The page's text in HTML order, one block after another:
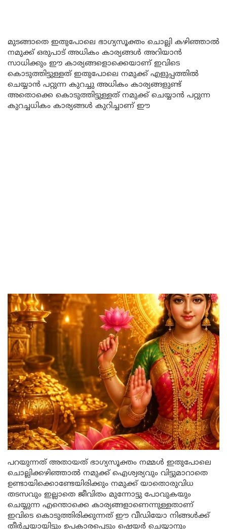
മുടങ്ങാതെ ഇതുപോലെ ഭാഗ്യസൂക്തം ചൊല്ലി കഴിഞ്ഞാൽ
നമുക്ക് ഒരുപാട് അധികം കാര്യങ്ങൾ അറിയാൻ
സാധിക്കും ഈ കാര്യങ്ങളൊക്കെയാണ് ഇവിടെ
കൊടുത്തിട്ടുള്ളത് ഇതുപോലെ നമുക്ക് എളുപ്പത്തിൽ
ചെയ്യാൻ പറ്റുന്ന കുറച്ചു അധികം കാര്യങ്ങളുണ്ട്
അതൊക്കെ കൊടുത്തിട്ടുള്ളത് നമുക്ക് ചെയ്യാൻ പറ്റുന്ന
കുറച്ചധികം കാര്യങ്ങൾ കുറിച്ചാണ് ഈ
പറയുന്നത് അതായത് ഭാഗ്യസൂക്തം നമ്മൾ ഇതുപോലെ
ചൊല്ലിക്കഴിഞ്ഞാൽ നമുക്ക് ഐശ്വര്യവും വിട്ടുമാറാതെ
ഉണ്ടായിക്കൊണ്ടേയിരിക്കും നമുക്ക് യാതൊരുവിധ
തടസവും ഇല്ലാതെ ജീവിതം മുന്നോട്ടു പോവുകയും
ചെയ്യുന്ന എന്തൊക്കെ കാര്യങ്ങളാണെന്നുള്ളതാണ്
ഇവിടെ കൊടുത്തിരിക്കുന്നത് ഈ വീഡിയോ നിങ്ങൾക്ക്
തീർച്ചയായിട്ടും ഉപകാരപ്പെടും ഷെയർ ചെയ്യാനും